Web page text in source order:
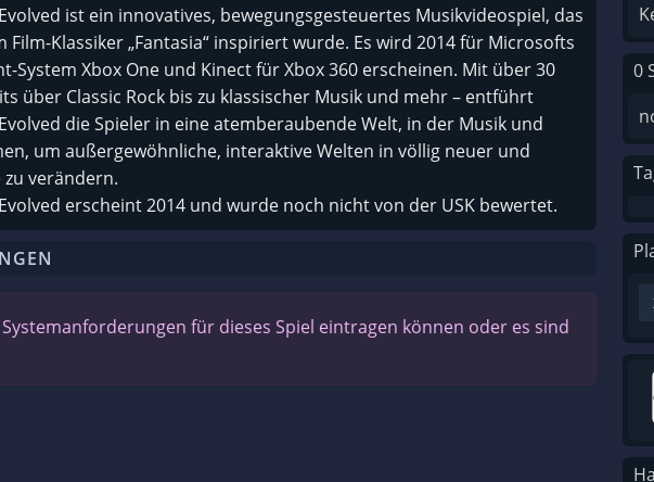
ist ein innovatives, bewegungsgesteuertes Musikvideospiel, das
Klassiker „Fantasia“ inspiriert wurde. Es wird 2014 für Microsofts
System Xbox One und Kinect für Xbox 360 erscheinen. Mit über 30
über Classic Rock bis zu klassischer Musik und mehr – entführt
die Spieler in eine atemberaubende Welt, in der Musik und
um außergewöhnliche, interaktive Welten in völlig neuer und
verändern.
erscheint 2014 und wurde noch nicht von der USK bewertet.
für dieses Spiel eintragen können oder es sind
0